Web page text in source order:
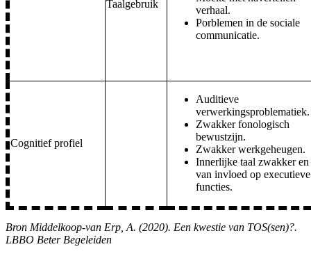
Taalgebruik
verhaal.
Porblemen in de sociale
communicatie.
Cognitief profiel
Auditieve
verwerkingsproblematiek.
Zwakker fonologisch
bewustzijn.
Zwakker werkgeheugen.
Innerlijke taal zwakker en
van invloed op executieve
functies.
Bron Middelkoop-van Erp, A. (2020). Een kwestie van TOS(sen)?.
LBBO Beter Begeleiden